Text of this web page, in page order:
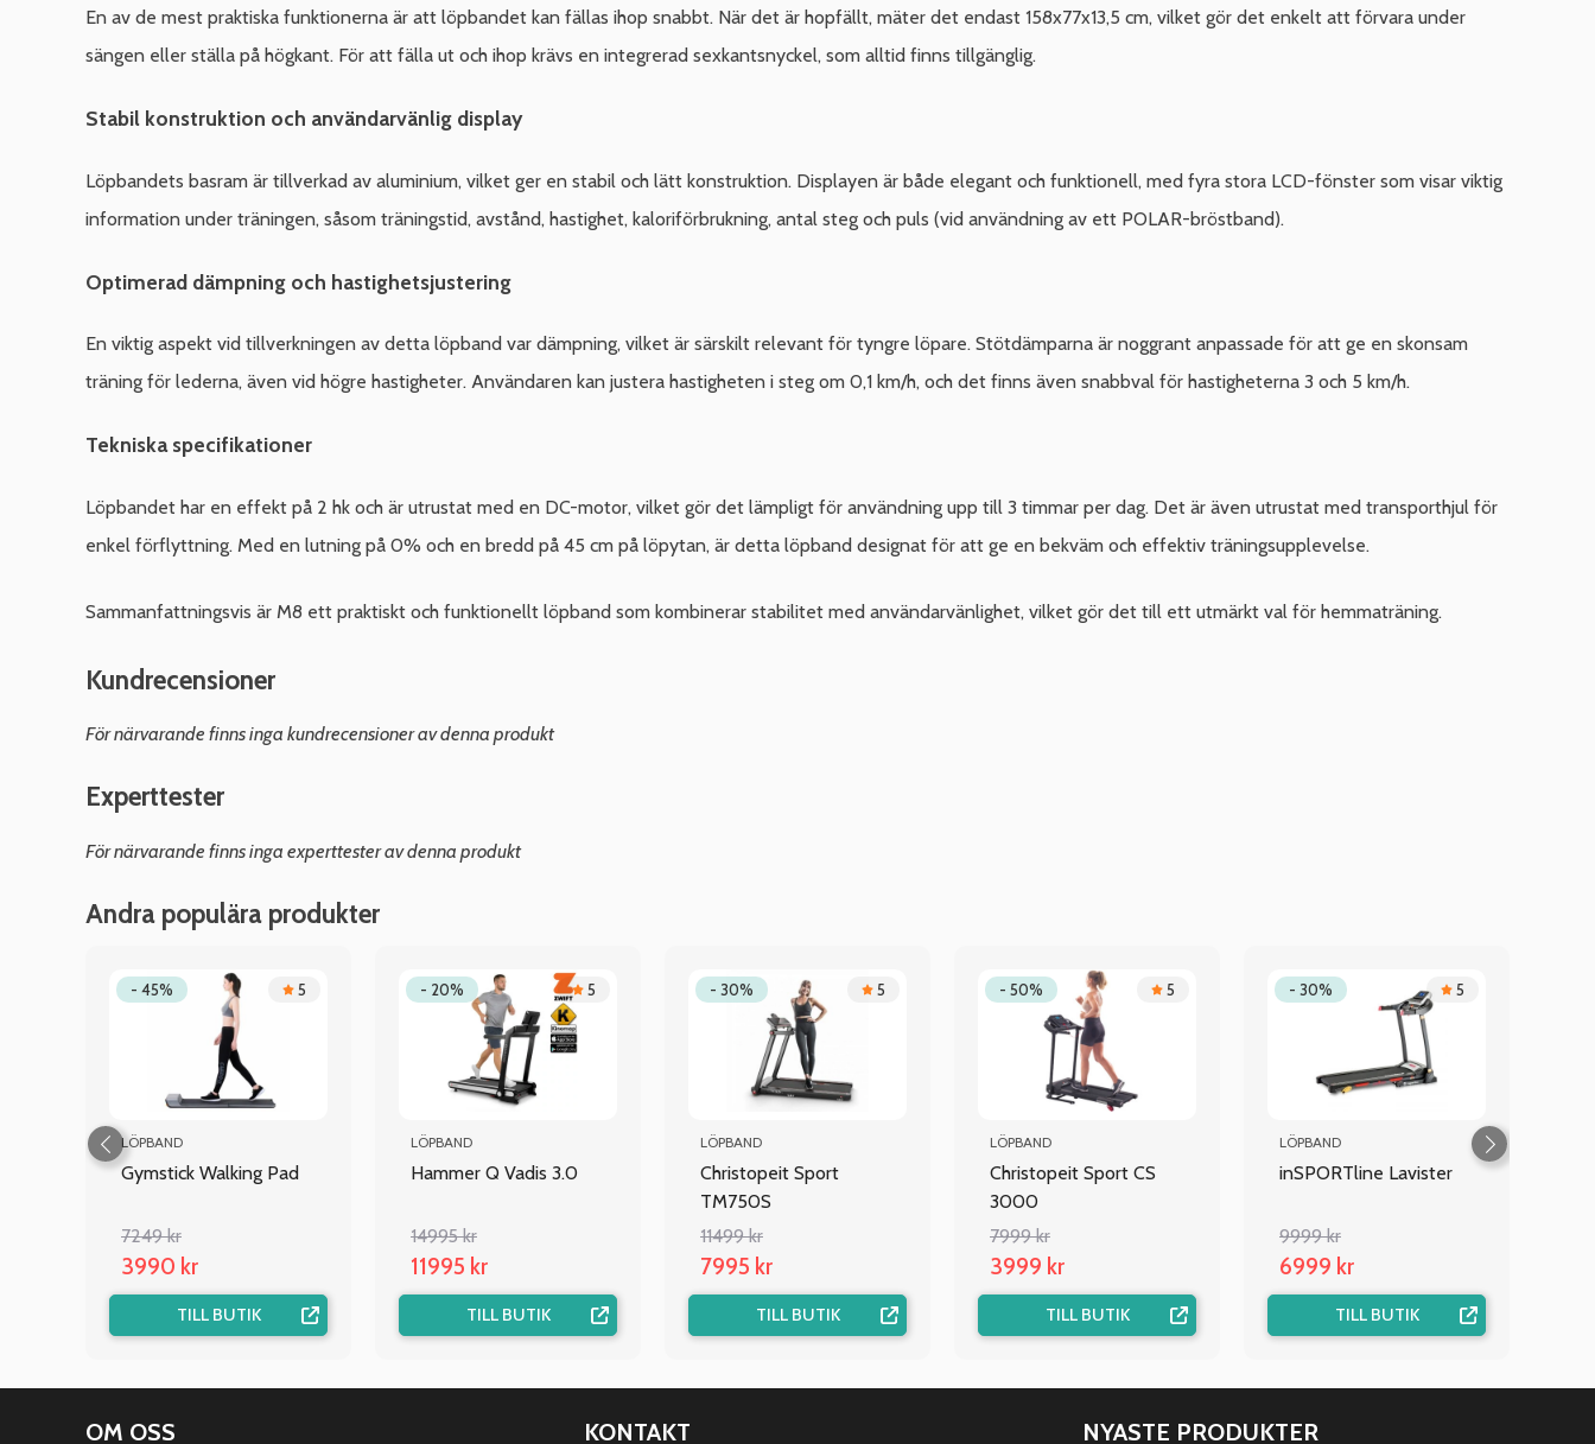
En av de mest praktiska funktionerna är att löpbandet kan fällas ihop snabbt. När det är hopfällt, mäter det endast 158x77x13,5 cm, vilket gör det enkelt att förvara under
sängen eller ställa på högkant. För att fälla ut och ihop krävs en integrerad sexkantsnyckel, som alltid finns tillgänglig.
Stabil konstruktion och användarvänlig display
Löpbandets basram är tillverkad av aluminium, vilket ger en stabil och lätt konstruktion. Displayen är både elegant och funktionell, med fyra stora LCD-fönster som visar viktig
information under träningen, såsom träningstid, avstånd, hastighet, kaloriförbrukning, antal steg och puls (vid användning av ett POLAR-bröstband).
Optimerad dämpning och hastighetsjustering
En viktig aspekt vid tillverkningen av detta löpband var dämpning, vilket är särskilt relevant för tyngre löpare. Stötdämparna är noggrant anpassade för att ge en skonsam
träning för lederna, även vid högre hastigheter. Användaren kan justera hastigheten i steg om 0,1 km/h, och det finns även snabbval för hastigheterna 3 och 5 km/h.
Tekniska specifikationer
Löpbandet har en effekt på 2 hk och är utrustat med en DC-motor, vilket gör det lämpligt för användning upp till 3 timmar per dag. Det är även utrustat med transporthjul för
enkel förflyttning. Med en lutning på 0% och en bredd på 45 cm på löpytan, är detta löpband designat för att ge en bekväm och effektiv träningsupplevelse.
Sammanfattningsvis är M8 ett praktiskt och funktionellt löpband som kombinerar stabilitet med användarvänlighet, vilket gör det till ett utmärkt val för hemmaträning.
Kundrecensioner
För närvarande finns inga kundrecensioner av denna produkt
Experttester
För närvarande finns inga experttester av denna produkt
Andra populära produkter
- 45% 5
LÖPBAND
Gymstick Walking Pad
7249 kr
3990 kr
TILL BUTIK
- 20% 5
LÖPBAND
Hammer Q Vadis 3.0
14995 kr
11995 kr
TILL BUTIK
- 30% 5
LÖPBAND
Christopeit Sport
TM750S
11499 kr
7995 kr
TILL BUTIK
- 50% 5
LÖPBAND
Christopeit Sport CS
3000
7999 kr
3999 kr
TILL BUTIK
- 30% 5
LÖPBAND
inSPORTline Lavister
9999 kr
6999 kr
TILL BUTIK
OM OSS KONTAKT NYASTE PRODUKTER